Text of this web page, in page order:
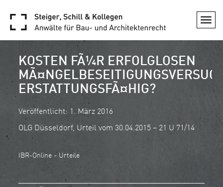
KOSTEN FÃ¼R ERFOLGLOSEN
ERSTATTUNGSFÃ¤HIG?
Veröffentlicht: 1. März 2016
OLG Düsseldorf, Urteil vom 30.04.2015 – 21 U 71/14
IBR-Online - Urteile